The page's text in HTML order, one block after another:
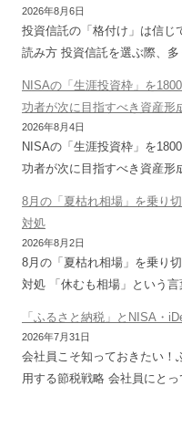
2026年8月6日
投資信託の「格付け」は信じ
読み方 投資信託を選ぶ際、
NISAの「生涯投資枠」を
功者が次に目指すべき資産形
2026年8月4日
NISAの「生涯投資枠」を
功者が次に目指すべき資産
8月の「夏枯れ相場」を乗り
対処
2026年8月2日
8月の「夏枯れ相場」を乗り
対処 「休むも相場」という
「ふるさと納税」とNISA・
2026年7月31日
会社員こそ知っておきたい！
用する節税戦略 会社員にと